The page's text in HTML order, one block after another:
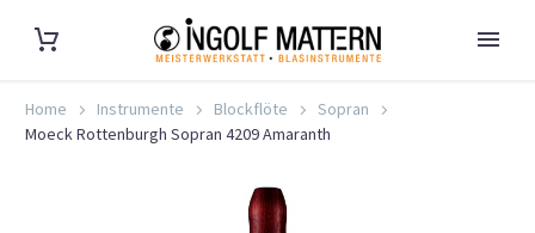
Home Instrumente Blockflöte
Sopran
Moeck Rottenburgh Sopran 4209 Amaranth